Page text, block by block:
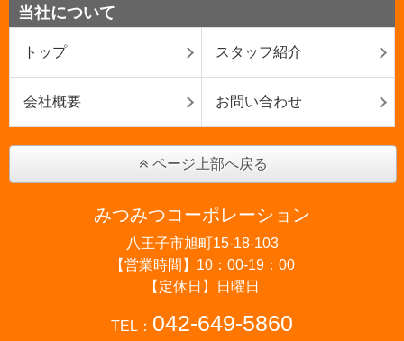
当社について
トップ スタッフ紹介
会社概要 お問い合わせ
ページ上部へ戻る
みつみつコーポレーション
八王子市旭町15-18-103
【営業時間】10：00-19：00
【定休日】日曜日
TEL： 042-649-5860